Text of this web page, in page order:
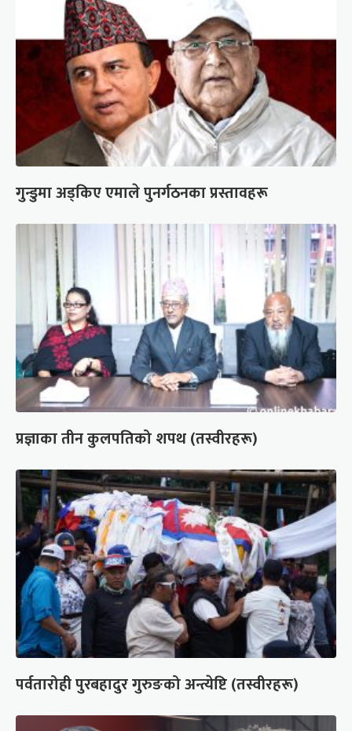
गुन्डुमा अड्किए एमाले पुनर्गठनका प्रस्तावहरू
प्रज्ञाका तीन कुलपतिको शपथ (तस्वीरहरू)
पर्वतारोही पुरबहादुर गुरुङको अन्त्येष्टि (तस्वीरहरू)